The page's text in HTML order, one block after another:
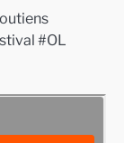
#OL